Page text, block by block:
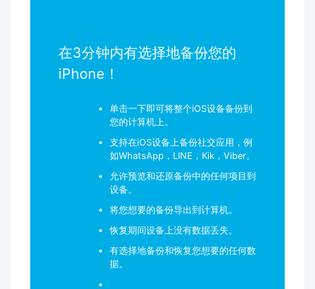
在3分钟内有选择地备份您的
iPhone！
单击一下即可将整个iOS设备备份到
您的计算机上。
支持在iOS设备上备份社交应用，例
如WhatsApp，LINE，Kik，Viber。
允许预览和还原备份中的任何项目到
设备。
将您想要的备份导出到计算机。
恢复期间设备上没有数据丢失。
有选择地备份和恢复您想要的任何数
据。